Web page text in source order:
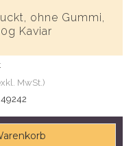
ohne Gummi,
Kaviar
MwSt.)